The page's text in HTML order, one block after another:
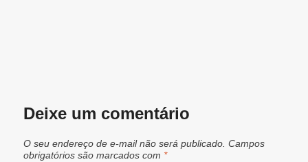
Deixe um comentário
O seu endereço de e-mail não será publicado. Campos
obrigatórios são marcados com *